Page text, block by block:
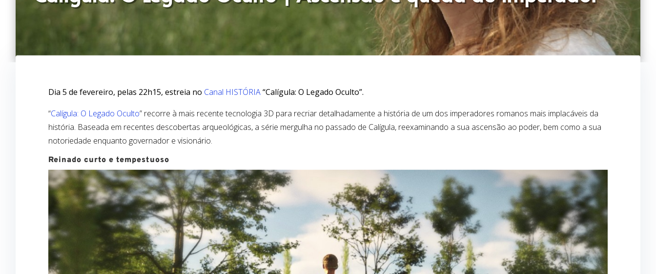
Dia 5 de fevereiro, pelas 22h15, estreia no Canal HISTÓRIA“Calígula: O Legado Oculto”.
“Calígula: O Legado Oculto” recorre à mais recente tecnologia 3D para recriar detalhadamente a história de um dos imperadores romanos mais implacáveis da
história. Baseada em recentes descobertas arqueológicas, a série mergulha no passado de Calígula, reexaminando a sua ascensão ao poder, bem como a sua
notoriedade enquanto governador e visionário.
Reinado curto e tempestuoso